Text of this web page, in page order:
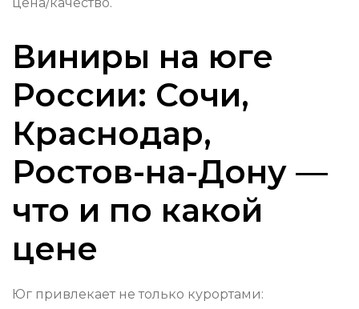
Виниры на юге
России: Сочи,
Краснодар,
Ростов-на-Дону —
что и по какой
цене
Юг привлекает не только курортами: